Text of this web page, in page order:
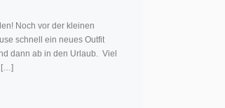
Noch vor der kleinen
schnell ein neues Outfit
dann ab in den Urlaub. Viel
[…]